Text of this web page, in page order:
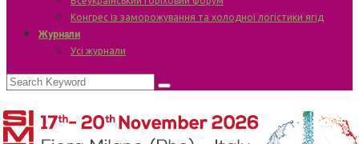
Конгрес із заморожування та холодної логістики ягід
Журнали
Усі журнали